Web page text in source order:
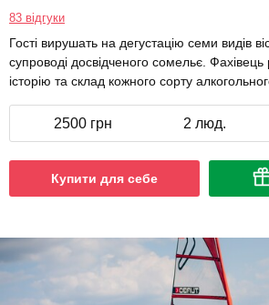
83 відгуки
Гості вирушать на дегустацію семи видів
супроводі досвідченого сомельє. Фахівець
історію та склад кожного сорту
2500 грн 2 люд.
Купити для себе